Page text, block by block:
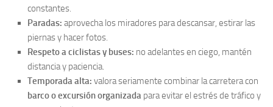
constantes.
Paradas: aprovecha los miradores para descansar, estirar las
piernas y hacer fotos.
Respeto a ciclistas y buses: no adelantes en ciego, mantén
distancia y paciencia.
Temporada alta: valora seriamente combinar la carretera con
barco o excursión organizada para evitar el estrés de tráfico y